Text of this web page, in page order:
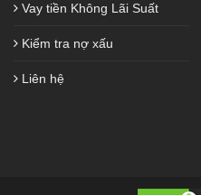
Vay tiền Không Lãi Suất
Kiểm tra nợ xấu
Liên hệ